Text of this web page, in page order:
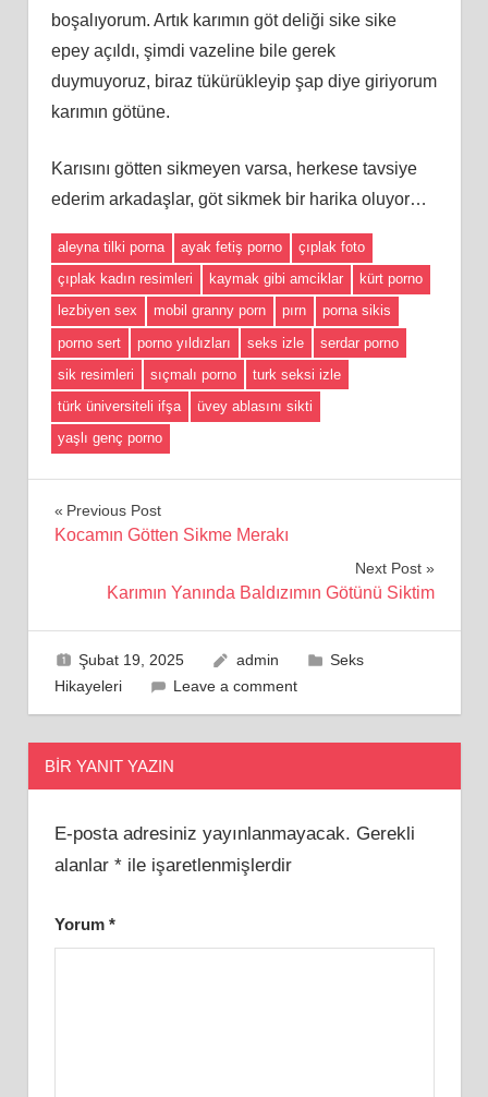
boşalıyorum. Artık karımın göt deliği sike sike
epey açıldı, şimdi vazeline bile gerek
duymuyoruz, biraz tükürükleyip şap diye giriyorum
karımın götüne.
Karısını götten sikmeyen varsa, herkese tavsiye
ederim arkadaşlar, göt sikmek bir harika oluyor…
aleyna tilki porna ayak fetiş porno
çıplak foto
çıplak kadın resimleri
kaymak gibi amciklar
kürt porno
lezbiyen sex
mobil granny porn pırn
porna sikis
porno sert
porno yıldızları seks izle
serdar porno
sik resimleri
sıçmalı porno
turk seksi izle
türk üniversiteli ifşa
üvey ablasını sikti
yaşlı genç porno
Yazı
Previous Post
Kocamın Götten Sikme Merakı
Next Post
Karımın Yanında Baldızımın Götünü Siktim
Şubat 19, 2025 admin
Seks
Hikayeleri
Leave a comment
BIR YANIT YAZIN
E-posta adresiniz yayınlanmayacak. Gerekli
alanlar *ile işaretlenmişlerdir
Yorum *